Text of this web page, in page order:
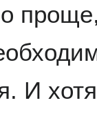
И хотя